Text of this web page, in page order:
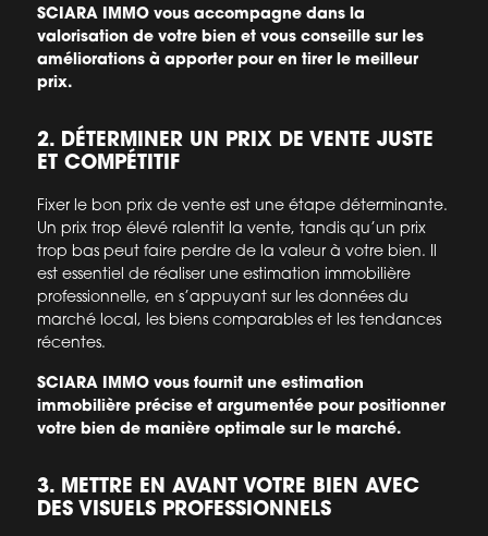
SCIARA IMMO vous accompagne dans la
valorisation de votre bien et vous conseille sur les
améliorations à apporter pour en tirer le meilleur
prix.
2. DÉTERMINER UN PRIX DE VENTE JUSTE
ET COMPÉTITIF
Fixer le bon prix de vente est une étape déterminante.
Un prix trop élevé ralentit la vente, tandis qu’un prix
trop bas peut faire perdre de la valeur à votre bien. Il
est essentiel de réaliser une estimation immobilière
professionnelle, en s’appuyant sur les données du
marché local, les biens comparables et les tendances
récentes.
SCIARA IMMO vous fournit une estimation
immobilière précise et argumentée pour positionner
votre bien de manière optimale sur le marché.
3. METTRE EN AVANT VOTRE BIEN AVEC
DES VISUELS PROFESSIONNELS